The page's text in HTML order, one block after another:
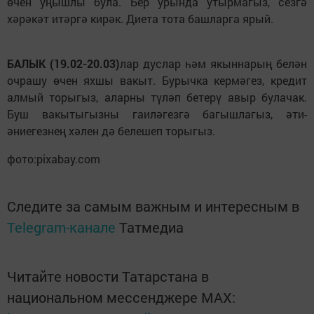
хәрәкәт итәргә кирәк. Диета тота башларга ярый.
БАЛЫК (19.02-20.03)лар дуслар һәм якыннарың белән
очрашу өчен яхшы вакыт. Бурычка кермәгез, кредит
алмый торыгыз, аларны түләп бетерү авыр булачак.
Буш вакытыгызны гаиләгезгә багышлагыз, әти-
әниегезнең хәлен дә белешеп торыгыз.
фото:pixabay.com
Следите за самым важным и интересным в
Telegram-канале Татмедиа
Читайте новости Татарстана в
национальном мессенджере MАХ: